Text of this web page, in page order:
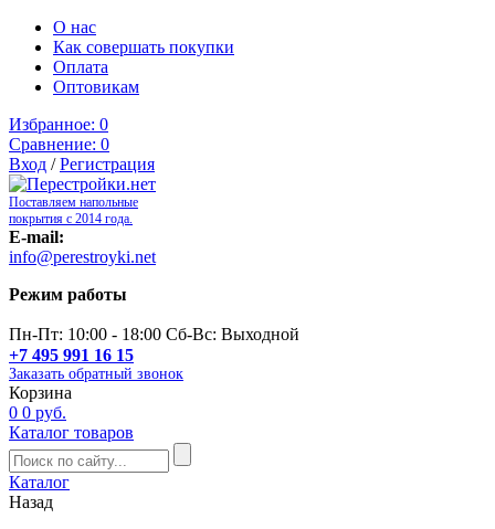
О нас
Как совершать покупки
Оплата
Оптовикам
Избранное: 0
Сравнение: 0
Вход /Регистрация
Поставляем напольные
покрытия с 2014 года.
E-mail:
info@perestroyki.net
Режим работы
Пн-Пт: 10:00 - 18:00 Сб-Вс: Выходной
+7 495 991 16 15
Заказать обратный звонок
Корзина
0 0 руб.
Каталог товаров
Каталог
Назад